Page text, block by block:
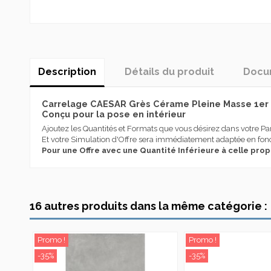
Description Détails du produit
Carrelage CAESAR Grès Cérame Pleine Masse 1er
Conçu pour la pose en intérieur
Ajoutez les Quantités et Formats que vous désirez dans votre
Et votre Simulation d'Offre sera immédiatement adaptée en
Pour une Offre avec une Quantité Inférieure à celle
Type produit
Couleur
Série
Caesar se distingue depuis sa création pour sa spécialisation
en mesure de satisfaire divers segments de marché et est
concepteur.
Caesar a toujours massivement investi dans la recherche, le
personnes et de l’environnement, pour des destinations
16 autres produits dans la même catégorie :
Promo !
-35%
Promo !
-35%